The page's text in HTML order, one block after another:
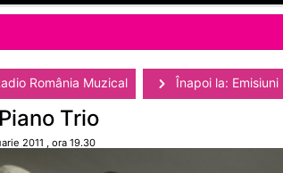
România Muzical Înapoi la: Emisiuni
Trio
2011 , ora 19.30